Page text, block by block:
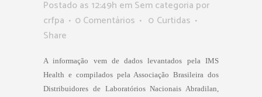
Postado as 12:49h em Sem categoria por
crfpa
0 Comentários 0 Curtidas
Share
A informação vem de dados levantados pela IMS
Health e compilados pela Associação Brasileira dos
Distribuidores de Laboratórios Nacionais Abradilan,